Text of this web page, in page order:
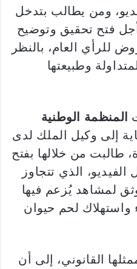
ومن يطالب بتدخل
فتح تحقيق وتوضيح
للرأي العام، بالنظر
وطبيعتها
المنظمة الوطنية
إلى وكيل الملك لدى
طالبت من خلالها بفتح
الذي تتجاوز
يوثق لمشاهد يُزعم فيها
واستهلاك لحم حيوان
القانوني، إلى أن